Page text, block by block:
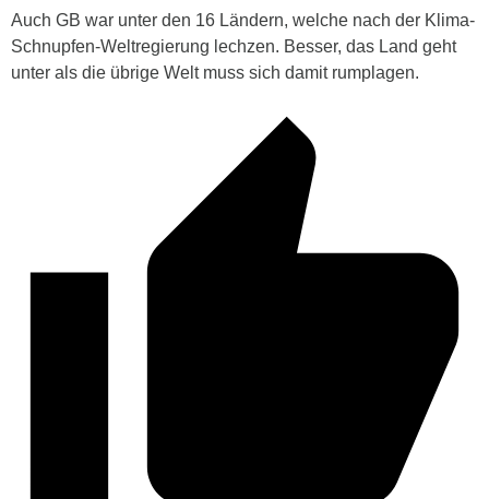
Auch GB war unter den 16 Ländern, welche nach der Klima-
Schnupfen-Weltregierung lechzen. Besser, das Land geht
unter als die übrige Welt muss sich damit rumplagen.